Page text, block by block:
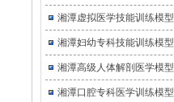
湘潭虚拟医学技能训练模型
湘潭妇幼专科技能训练模型
湘潭高级人体解剖医学模型
湘潭口腔专科医学训练模型